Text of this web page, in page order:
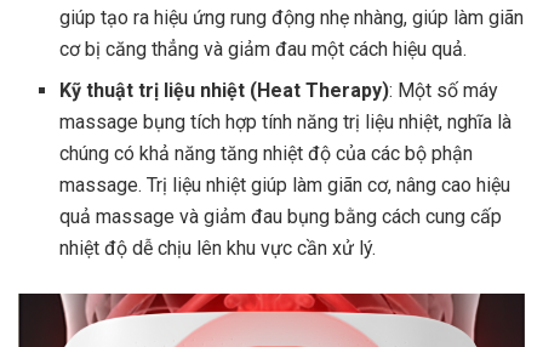
giúp tạo ra hiệu ứng rung động nhẹ nhàng, giúp làm giãn
cơ bị căng thẳng và giảm đau một cách hiệu quả.
Kỹ thuật trị liệu nhiệt (Heat Therapy): Một số máy
massage bụng tích hợp tính năng trị liệu nhiệt, nghĩa là
chúng có khả năng tăng nhiệt độ của các bộ phận
massage. Trị liệu nhiệt giúp làm giãn cơ, nâng cao hiệu
quả massage và giảm đau bụng bằng cách cung cấp
nhiệt độ dễ chịu lên khu vực cần xử lý.